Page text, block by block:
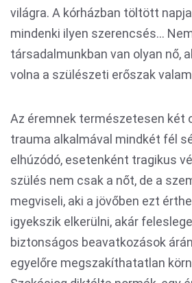
világra. A kórházban töltött
mindenki ilyen szerencsés...
társadalmunkban van olyan nő,
volna a szülészeti erőszak
Az éremnek természetesen két
trauma alkalmával mindkét fél
elhúzódó, esetenként tragikus
szülés nem csak a nőt, de a
megviseli, aki a jövőben ezt
igyekszik elkerülni, akár
biztonságos beavatkozások
egyelőre megszakíthatatlan